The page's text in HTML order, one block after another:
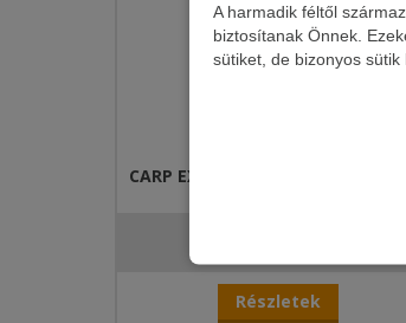
A harmadik féltől
biztosítanak Önnek.
sütiket, de bizonyos sütik
CARP EXPERT OVAL METHOD
Részletek